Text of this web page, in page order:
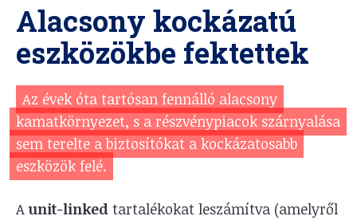
Alacsony kockázatú
eszközökbe fektettek
Az évek óta tartósan fennálló alacsony
kamatkörnyezet, s a részvénypiacok szárnyalása
sem terelte a biztosítókat a kockázatosabb
eszközök felé.
Aunit-linked tartalékokat leszámítva (amelyről